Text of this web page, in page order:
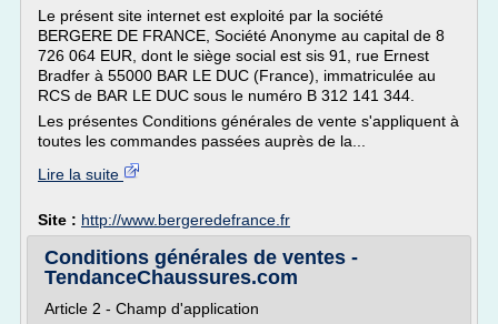
Le présent site internet est exploité par la société
BERGERE DE FRANCE, Société Anonyme au capital de 8
726 064 EUR, dont le siège social est sis 91, rue Ernest
Bradfer à 55000 BAR LE DUC (France), immatriculée au
RCS de BAR LE DUC sous le numéro B 312 141 344.
Les présentes Conditions générales de vente s'appliquent à
toutes les commandes passées auprès de la...
Lire la suite
Site : http://www.bergeredefrance.fr
Conditions générales de ventes -
TendanceChaussures.com
Article 2 - Champ d'application